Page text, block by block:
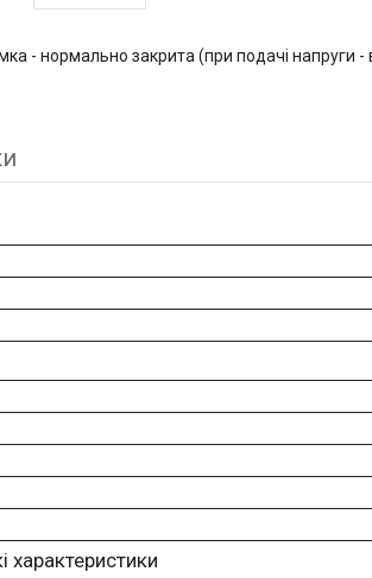
- нормально закрита (при подачі
характеристики